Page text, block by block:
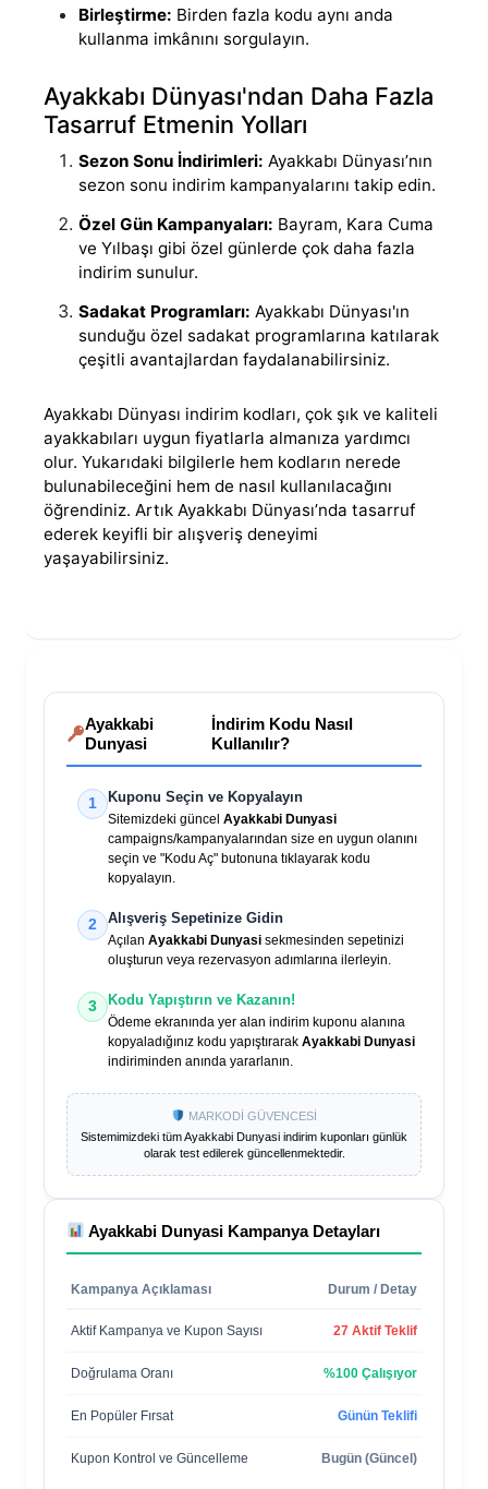
Birleştirme: Birden fazla kodu aynı anda
kullanma imkânını sorgulayın.
Ayakkabı Dünyası'ndan Daha Fazla
Tasarruf Etmenin Yolları
Sezon Sonu İndirimleri: Ayakkabı Dünyası’nın
sezon sonu indirim kampanyalarını takip edin.
Özel Gün Kampanyaları: Bayram, Kara Cuma
ve Yılbaşı gibi özel günlerde çok daha fazla
indirim sunulur.
Sadakat Programları: Ayakkabı Dünyası'ın
sunduğu özel sadakat programlarına katılarak
çeşitli avantajlardan faydalanabilirsiniz.
Ayakkabı Dünyası indirim kodları, çok şık ve kaliteli
ayakkabıları uygun fiyatlarla almanıza yardımcı
olur. Yukarıdaki bilgilerle hem kodların nerede
bulunabileceğini hem de nasıl kullanılacağını
öğrendiniz. Artık Ayakkabı Dünyası’nda tasarruf
ederek keyifli bir alışveriş deneyimi
yaşayabilirsiniz.
Ayakkabi
Dunyasi
İndirim Kodu Nasıl
Kullanılır?
1 Kuponu Seçin ve Kopyalayın
Sitemizdeki güncel Ayakkabi Dunyasi
campaigns/kampanyalarından size en uygun olanını
seçin ve "Kodu Aç" butonuna tıklayarak kodu
kopyalayın.
2 Alışveriş Sepetinize Gidin
Açılan Ayakkabi Dunyasi sekmesinden sepetinizi
oluşturun veya rezervasyon adımlarına ilerleyin.
3 Kodu Yapıştırın ve Kazanın!
Ödeme ekranında yer alan indirim kuponu alanına
kopyaladığınız kodu yapıştırarak Ayakkabi Dunyasi
indiriminden anında yararlanın.
MARKODİ GÜVENCESİ
Sistemimizdeki tümAyakkabi Dunyasi indirim kuponları günlük
olarak test edilerek güncellenmektedir.
Ayakkabi Dunyasi Kampanya Detayları
Kampanya Açıklaması Durum / Detay
Aktif Kampanya ve Kupon Sayısı 27 Aktif Teklif
Doğrulama Oranı %100 Çalışıyor
En Popüler Fırsat Günün Teklifi
Kupon Kontrol ve Güncelleme Bugün (Güncel)